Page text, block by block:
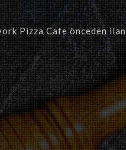
Pizza Cafe önceden ilan